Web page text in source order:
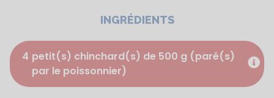
INGRÉDIENTS
4 petit(s) chinchard(s) de 500 g (paré(s)
par le poissonnier)